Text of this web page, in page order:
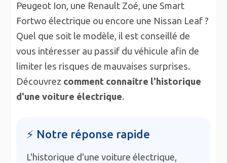
Peugeot Ion, une Renault Zoé, une Smart
Fortwo électrique ou encore une Nissan Leaf ?
Quel que soit le modèle, il est conseillé de
vous intéresser au passif du véhicule afin de
limiter les risques de mauvaises surprises.
Découvrez comment connaitre l'historique
d'une voiture électrique.
⚡ Notre réponse rapide
L'historique d'une voiture électrique,